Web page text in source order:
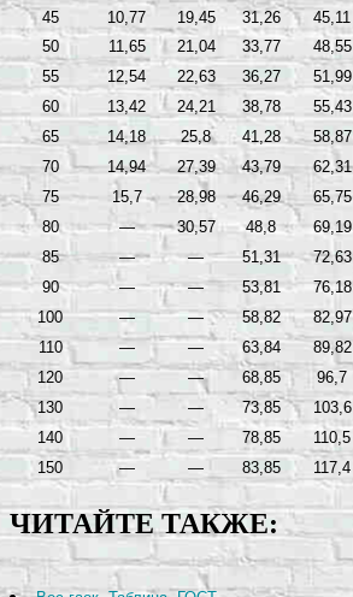
45
10,77 19,45 31,26 45,11
50
11,65 21,04 33,77 48,55
55
12,54 22,63 36,27 51,99
60
13,42 24,21 38,78 55,43
65
14,18 25,8 41,28 58,87
70
14,94 27,39 43,79 62,31
75
15,7 28,98 46,29 65,75
80
— 30,57 48,8 69,19
85
— — 51,31 72,63
90
— — 53,81 76,18
100
— — 58,82 82,97
110
— — 63,84 89,82
120
— — 68,85 96,7
130
— — 73,85 103,6
140
— — 78,85 110,5
150
— — 83,85 117,4
ЧИТАЙТЕ ТАКЖЕ: